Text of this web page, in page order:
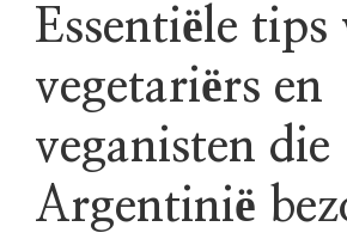
Essentiële tips
vegetariërs en
veganisten die
Argentinië